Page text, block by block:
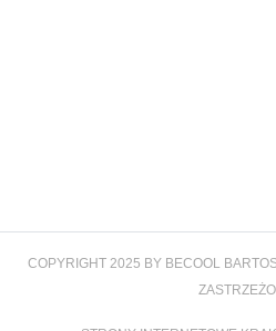
COPYRIGHT 2025 BY BECOOL